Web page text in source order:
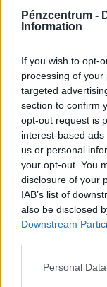
Pénzcentrum -
Information
If you wish to opt-
processing of
targeted
section to confirm
opt-out request is
interest-based
us or personal
your opt-out. You
disclosure of your
IAB’s list of
also be disclosed
Downstream
Personal
Súlyos
magyar: sok
is luxusnak
A húsos étkezés
legfontosabb